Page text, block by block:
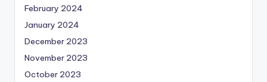
February 2024
January 2024
December 2023
November 2023
October 2023